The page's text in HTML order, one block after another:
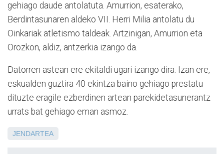
gehiago daude antolatuta. Amurrion, esaterako,
Berdintasunaren aldeko VII. Herri Milia antolatu du
Oinkariak atletismo taldeak. Artzinigan, Amurrion eta
Orozkon, aldiz, antzerkia izango da.
Datorren astean ere ekitaldi ugari izango dira. Izan ere,
eskualden guztira 40 ekintza baino gehiago prestatu
dituzte eragile ezberdinen artean parekidetasunerantz
urrats bat gehiago eman asmoz.
JENDARTEA